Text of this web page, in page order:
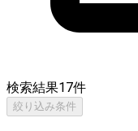
検索結果17件
絞り込み条件